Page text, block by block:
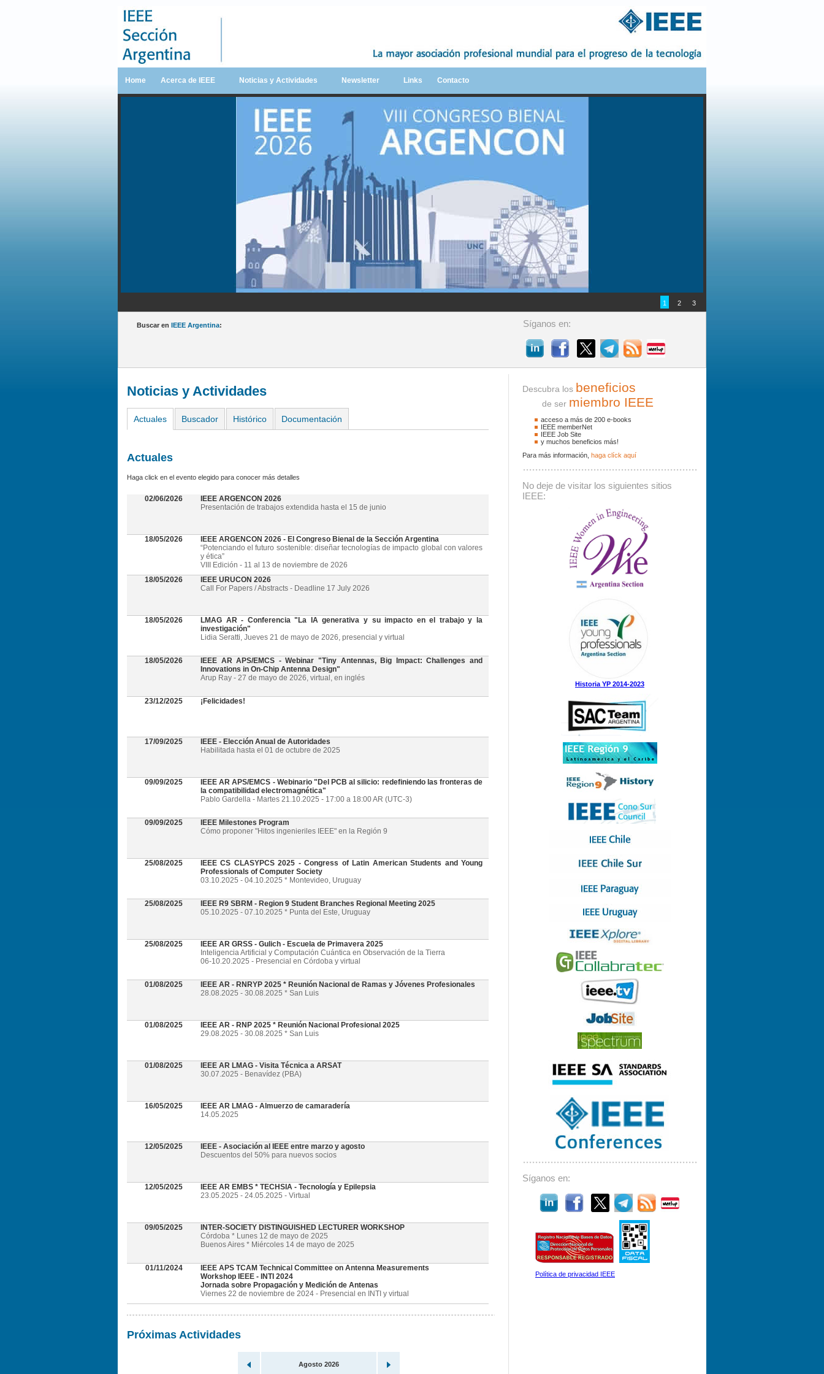
Home Acerca de IEEE Noticias y Actividades Newsletter Links Contacto
1 2 3
Buscar en IEEE Argentina: Síganos en:
Noticias y Actividades
Actuales Buscador Histórico Documentación
Actuales
Haga click en el evento elegido para conocer más detalles
02/06/2026
IEEE ARGENCON 2026
Presentación de trabajos extendida hasta el 15 de junio
18/05/2026
IEEE ARGENCON 2026 - El Congreso Bienal de la Sección Argentina
“Potenciando el futuro sostenible: diseñar tecnologías de impacto global con valores
y ética”
VIII Edición - 11 al 13 de noviembre de 2026
18/05/2026
IEEE URUCON 2026
Call For Papers / Abstracts - Deadline 17 July 2026
18/05/2026
LMAG AR - Conferencia "La IA generativa y su impacto en el trabajo y la
investigación"
Lidia Seratti, Jueves 21 de mayo de 2026, presencial y virtual
18/05/2026
IEEE AR APS/EMCS - Webinar "Tiny Antennas, Big Impact: Challenges and
Innovations in On-Chip Antenna Design"
Arup Ray - 27 de mayo de 2026, virtual, en inglés
23/12/2025 ¡Felicidades!
17/09/2025
IEEE - Elección Anual de Autoridades
Habilitada hasta el 01 de octubre de 2025
09/09/2025
IEEE AR APS/EMCS - Webinario "Del PCB al silicio: redefiniendo las fronteras de
la compatibilidad electromagnética"
Pablo Gardella - Martes 21.10.2025 - 17:00 a 18:00 AR (UTC-3)
09/09/2025
IEEE Milestones Program
Cómo proponer "Hitos ingenieriles IEEE" en la Región 9
25/08/2025
IEEE CS CLASYPCS 2025 - Congress of Latin American Students and Young
Professionals of Computer Society
03.10.2025 - 04.10.2025 * Montevideo, Uruguay
25/08/2025
IEEE R9 SBRM - Region 9 Student Branches Regional Meeting 2025
05.10.2025 - 07.10.2025 * Punta del Este, Uruguay
25/08/2025
IEEE AR GRSS - Gulich - Escuela de Primavera 2025
Inteligencia Artificial y Computación Cuántica en Observación de la Tierra
06-10.20.2025 - Presencial en Córdoba y virtual
01/08/2025
IEEE AR - RNRYP 2025 * Reunión Nacional de Ramas y Jóvenes Profesionales
28.08.2025 - 30.08.2025 * San Luis
01/08/2025
IEEE AR - RNP 2025 * Reunión Nacional Profesional 2025
29.08.2025 - 30.08.2025 * San Luis
01/08/2025
IEEE AR LMAG - Visita Técnica a ARSAT
30.07.2025 - Benavídez (PBA)
16/05/2025
IEEE AR LMAG - Almuerzo de camaradería
14.05.2025
12/05/2025
IEEE - Asociación al IEEE entre marzo y agosto
Descuentos del 50% para nuevos socios
12/05/2025
IEEE AR EMBS * TECHSIA - Tecnología y Epilepsia
23.05.2025 - 24.05.2025 - Virtual
09/05/2025
INTER-SOCIETY DISTINGUISHED LECTURER WORKSHOP
Córdoba * Lunes 12 de mayo de 2025
Buenos Aires * Miércoles 14 de mayo de 2025
01/11/2024
IEEE APS TCAM Technical Committee on Antenna Measurements
Workshop IEEE - INTI 2024
Jornada sobre Propagación y Medición de Antenas
Viernes 22 de noviembre de 2024 - Presencial en INTI y virtual
Buscador
La palabra a buscar debe contener al menos 3 caracteres.
Buscar:
Próximas Actividades
Agosto 2026
Descubra los beneficios
de ser miembro IEEE
acceso a más de 200 e-books
IEEE memberNet
IEEE Job Site
y muchos beneficios más!
Para más información, haga clíck aquí
No deje de visitar los siguientes sitios
IEEE:
Historia YP 2014-2023
Síganos en:
Política de privacidad IEEE